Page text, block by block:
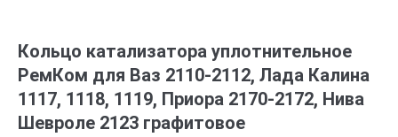
Кольцо катализатора уплотнительное
РемКом для Ваз 2110-2112, Лада Калина
1117, 1118, 1119, Приора 2170-2172, Нива
Шевроле 2123 графитовое